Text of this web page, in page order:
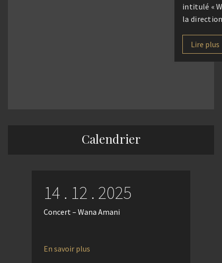
intitulé «
la
Pierre
Lire plus
Calendrier
14 . 12 . 2025
Concert – Wana Amani
En savoir plus